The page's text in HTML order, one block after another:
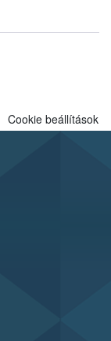
Cookie beállítások